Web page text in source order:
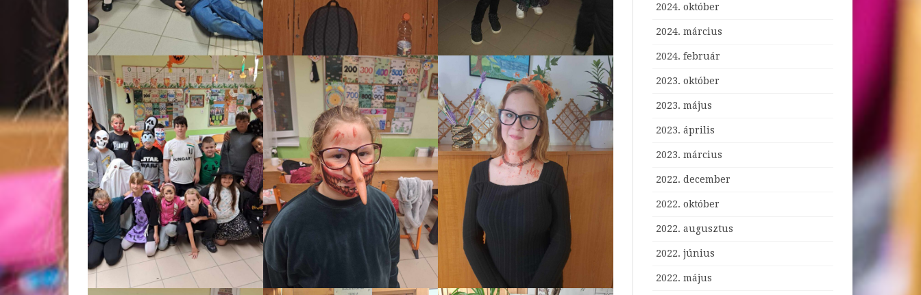
2024. október
2024. március
2024. február
2023. október
2023. május
2023. április
2023. március
2022. december
2022. október
2022. augusztus
2022. június
2022. május